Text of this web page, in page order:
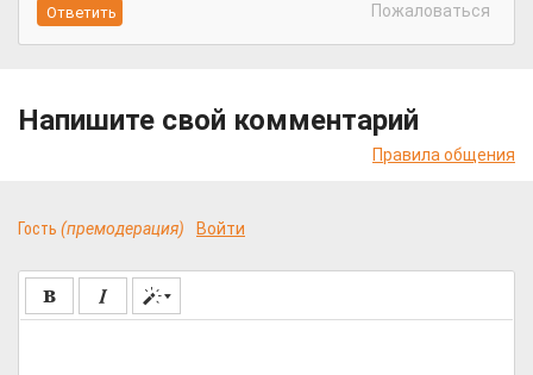
Пожаловаться
Напишите свой комментарий
Правила общения
Гость (премодерация) Войти